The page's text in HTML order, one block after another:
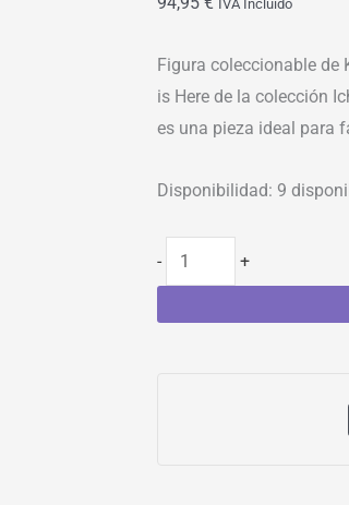
IVA Incluído
Figura coleccionable de
is Here de la colección
es una pieza ideal para
Disponibilidad: 9
- +